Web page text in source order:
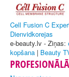
Cell Fusion C
Dienvidkorejas
e-beauty.lv - Ziņas:
kopšana | Beauty